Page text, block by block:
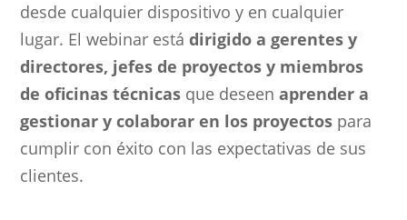
desde cualquier dispositivo y en cualquier
lugar. El webinar estádirigido a gerentes y
directores, jefes de proyectos y miembros
de oficinas técnicas que deseenaprender a
gestionar y colaborar en los proyectos para
cumplir con éxito con las expectativas de sus
clientes.